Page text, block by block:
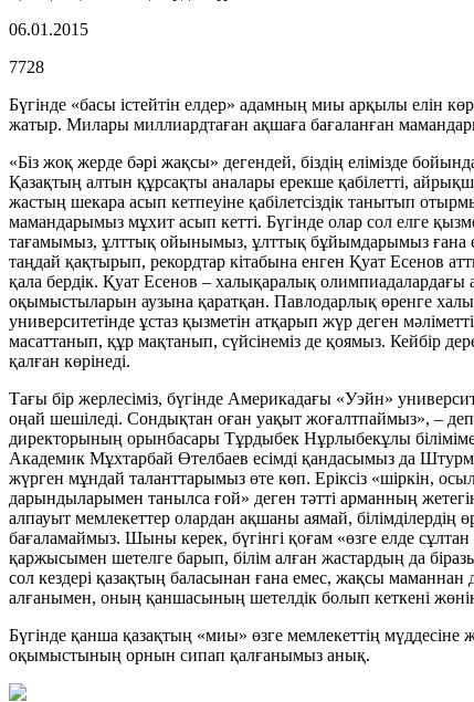
06.01.2015
7728
Бүгінде «басы істейтін елдер» адамның миы арқылы елін
жатыр. Милары миллиардтаған ақшаға бағаланған
«Біз жоқ жерде бәрі жақсы» дегендей, біздің елімізде
Қазақтың алтын құрсақты аналары ерекше қабілетті,
жастың шекара асып кетпеуіне қабілетсіздік танытып
мамандарымыз мұхит асып кетті. Бүгінде олар сол елге
тағамымыз, ұлттық ойынымыз, ұлттық бұйымдарымыз ғана
таңдай қақтырып, рекордтар кітабына енген Қуат Есенов
қала бердік. Қуат Есенов – халықаралық
оқымыстыларын аузына қарат­қан. Павлодарлық өренге
уни­вер­ситетінде ұстаз қызметін атқарып жүр деген
масаттанып, құр мақтанып, сүйсінеміз де қоямыз. Кейбір
қалған көрінеді.
Тағы бір жерлесіміз, бүгінде Америка­дағы «Уэйн»
оңай шешіледі. Сондықтан оған уақыт жоғалтпаймыз», –
директорының орынбасары Тұр­дыбек Нұрлыбекұлы
Академик Мұхтарбай Өтелбаев есімді қан­дасымыз да
жүрген мұн­дай таланттарымыз өте көп. Еріксіз «шіркін,
дарындыларымен танылса ғой» деген тәтті арманның
алпауыт мемлекеттер олардан ақшаны аямай,
бағаламаймыз. Шы­ны керек, бүгінгі қоғам «өзге елде
қаржысымен шетелге барып, білім алған жастардың да
сол кездері қазақтың баласынан ғана емес, жақсы
алғанымен, оның қаншасының шетелдік болып кеткені
Бүгінде қанша қазақтың «миы» өзге мемлекеттің
оқымыстының орнын сипап қалғанымыз анық.